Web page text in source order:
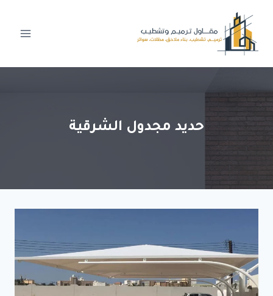
المحتوى
حديد مجدول الشرقية